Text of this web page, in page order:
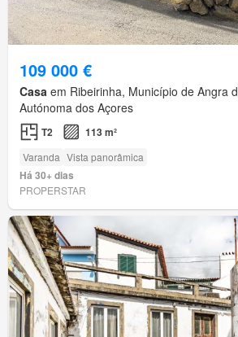
109 000 €
Casa em Ribeirinha, Município de Angra
Autónoma dos Açores
T2 113 m²
Varanda Vista panorâmica
Há 30+ dias
PROPERSTAR